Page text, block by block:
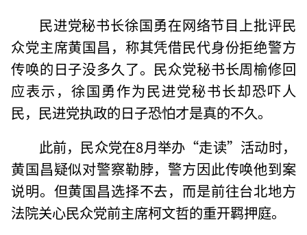
民进党秘书长徐国勇在网络节目上批评民
众党主席黄国昌，称其凭借民代身份拒绝警方
传唤的日子没多久了。民众党秘书长周榆修回
应表示，徐国勇作为民进党秘书长却恐吓人
民，民进党执政的日子恐怕才是真的不久。
此前，民众党在8月举办“走读”活动时，
黄国昌疑似对警察勒脖，警方因此传唤他到案
说明。但黄国昌选择不去，而是前往台北地方
法院关心民众党前主席柯文哲的重开羁押庭。